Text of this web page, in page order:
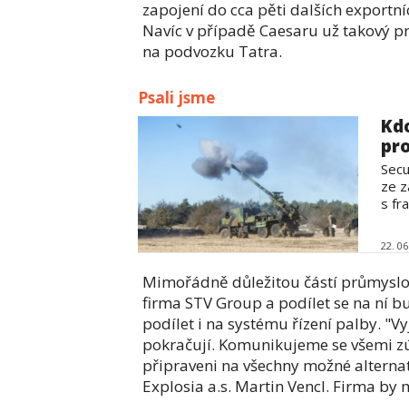
zapojení do cca pěti dalších
Navíc v případě Caesaru už takový
na podvozku Tatra.
Psali jsme
ze
s
22.
Mimořádně důležitou částí
firma STV Group a podílet se na ní
podílet i na systému řízení palby.
pokračují. Komunikujeme se všemi
připraveni na všechny možné
Explosia a.s. Martin Vencl. Firma